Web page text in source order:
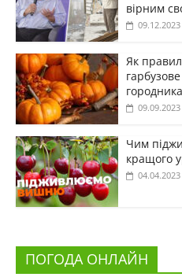
вірним
09.12.2023
Як
09.09.2023
Чим
кращого
04.04.2023
ПОГОДА ОНЛАЙН